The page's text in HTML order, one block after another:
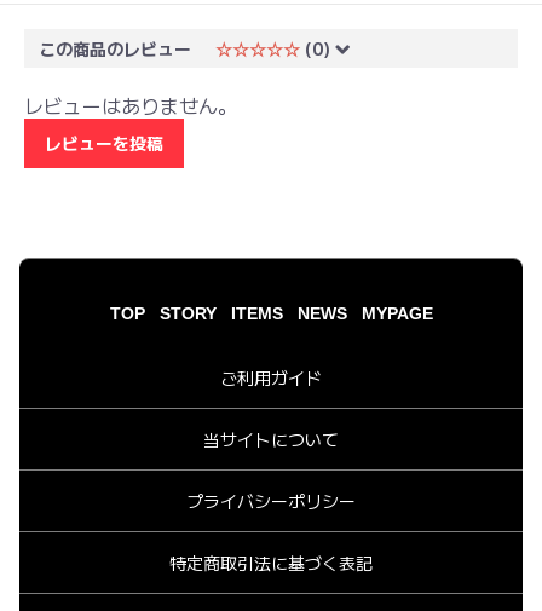
この商品のレビュー ☆☆☆☆☆ (0)
レビューはありません。
レビューを投稿
TOP STORY ITEMS NEWS MYPAGE
ご利用ガイド
当サイトについて
プライバシーポリシー
特定商取引法に基づく表記